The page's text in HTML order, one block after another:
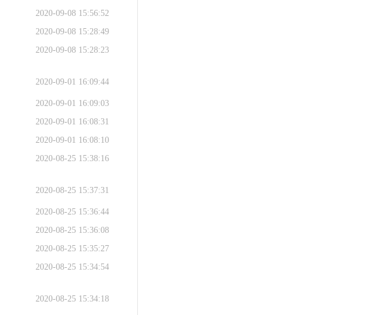
2020-09-08 15:56:52
2020-09-08 15:28:49
2020-09-08 15:28:23
2020-09-01 16:09:44
2020-09-01 16:09:03
2020-09-01 16:08:31
2020-09-01 16:08:10
2020-08-25 15:38:16
2020-08-25 15:37:31
2020-08-25 15:36:44
2020-08-25 15:36:08
2020-08-25 15:35:27
2020-08-25 15:34:54
2020-08-25 15:34:18